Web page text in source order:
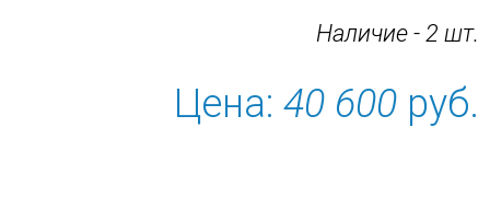
Наличие - 2 шт.
Цена: 40 600руб.